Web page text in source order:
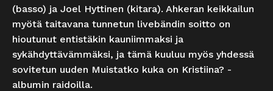
(basso) ja Joel Hyttinen (kitara). Ahkeran keikkailun
myötä taitavana tunnetun livebändin soitto on
hioutunut entistäkin kauniimmaksi ja
sykähdyttävämmäksi, ja tämä kuuluu myös yhdessä
sovitetun uuden Muistatko kuka on Kristiina? -
albumin raidoilla.